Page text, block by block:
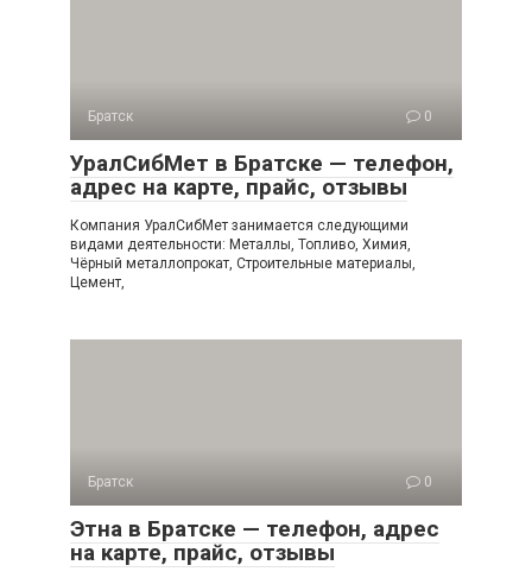
Братск 0
УралСибМет в Братске — телефон,
адрес на карте, прайс, отзывы
Компания УралСибМет занимается следующими
видами деятельности: Металлы, Топливо, Химия,
Чёрный металлопрокат, Строительные материалы,
Цемент,
Братск 0
Этна в Братске — телефон, адрес
на карте, прайс, отзывы